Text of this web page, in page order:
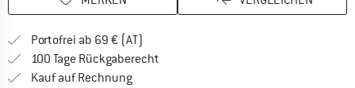
Portofrei ab 69 € (AT)
100 Tage Rückgaberecht
Kauf auf RechnungFinde die Zahlungs-Infos hier! Öffnet